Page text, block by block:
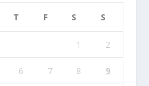
T F S S
1 2
6 7 8 9